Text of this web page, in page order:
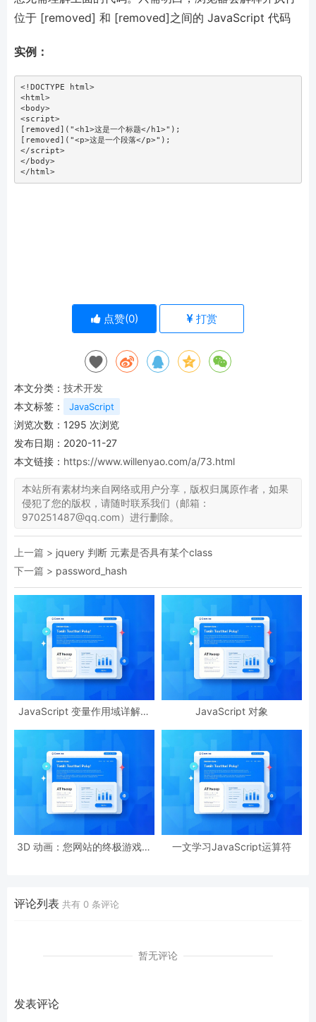
位于 [removed] 和 [removed]之间的 JavaScript 代码
实例：
<! DOCTYPE html>
<html>
<body>
<script>
[removed]("<h1>这是一个标题</ h1>");
[removed]("<p>这是一个段落</p>
</script>
</ body>
</ html>
点赞(0) 打赏
本文分类： 技术开发
本文标签：
JavaScript
浏览次数： 1295 次浏览
发布日期：2020-11-27
本文链接： https://www.willenyao.com/a/73.html
本站所有素材均来自网络或用户分享，版权归属原作者，如果
侵犯了您的版权，请随时联系我们（邮箱：
970251487@qq.com）进行删除。
上一篇 > jquery 判断 元素是否具有某个class
下一篇 > password_hash
JavaScript 变量作用域详解：
JavaScript 对象
3D 动画：您网站的终极游戏规
一文学习JavaScript运算符
评论列表 共有 0 条评论
暂无评论
发表评论